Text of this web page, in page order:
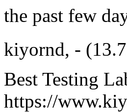
the past few
kiyornd, -
Best Testing
https://